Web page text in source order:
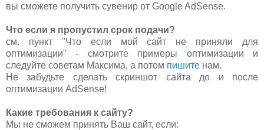
вы сможете получить сувенир от Google AdSense.
Что если я пропустил срок подачи?
см. пункт "Что если мой сайт не приняли для
оптимизации" - смотрите примеры оптимизации и
следуйте советам Максима, а потом пишите нам.
Не забудьте сделать скриншот сайта до и после
оптимизации AdSense!
Какие требования к сайту?
Мы не сможем принять Ваш сайт, если: